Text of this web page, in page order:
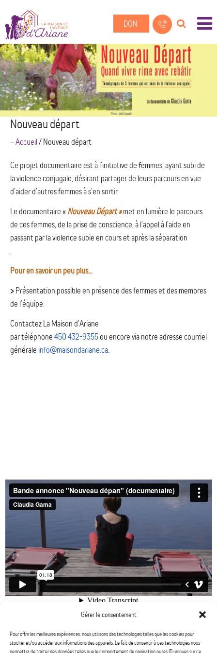
Gérer le consentement
Pour offrir les meilleures expériences, nous utilisons des technologies telles que les cookies pour
stocker et/ou accéder aux informations des appareils. Le fait de consentir à ces technologies nous
permettra de traiter des données telles que le comportement de navigation ou les ID uniques sur ce
DON
Nouveau départ
--Accueil/Nouveau départ
Ce projet documentaire est à l’initiative de femmes, ayant subi de
la violence conjugale, désirant partager de leurs parcours en vue
d’aider d’autres femmes à s’en sortir.
Le documentaire «Nouveau Départ »met en lumière le parcours
de ces femmes, de la prise de conscience, à l’appel à l’aide en
passant par la violence subie en cours et après la séparation
.
Pour en savoir un peu plus…
>Présentation possible en présence des femmes et des membres
de l’équipe.
Contactez La Maison d’Ariane
par téléphone450 432-9355ou encore via notre adresse courriel
générale info@maisondariane.ca.